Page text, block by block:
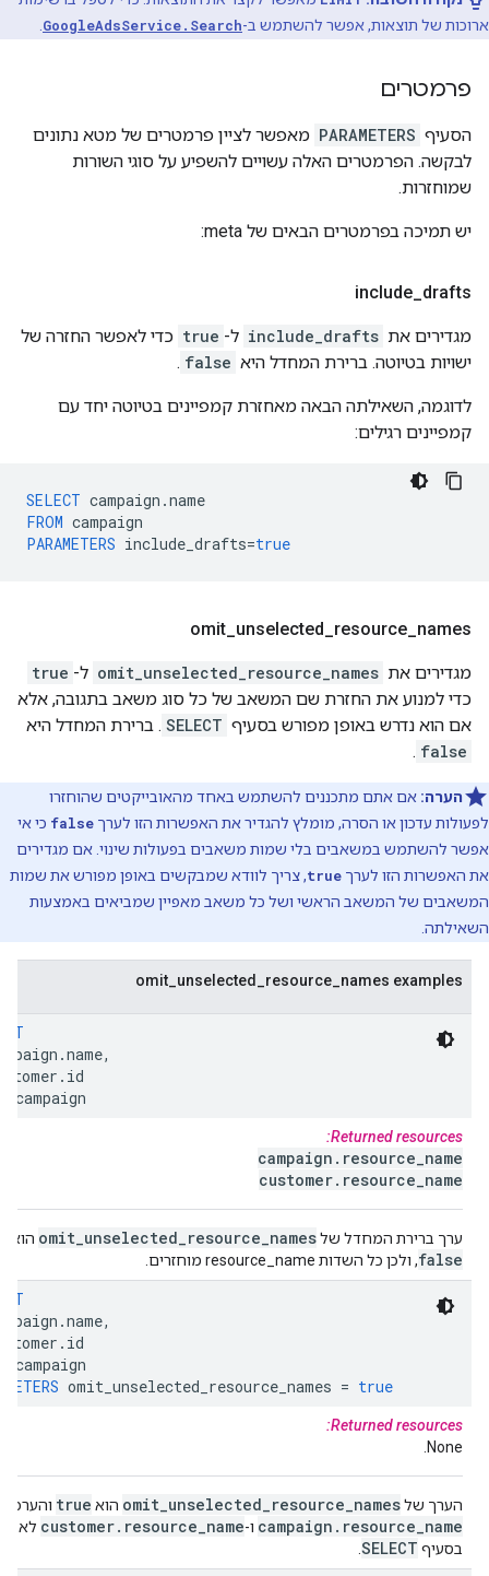
ארוכות של תוצאות, אפשר להשתמש ב-GoogleAdsService.Search
פרמטרים
הסעיף PARAMETERS מאפשר לציין פרמטרים של מטא נתונים
לבקשה. הפרמטרים האלה עשויים להשפיע על סוגי השורות
שמוחזרות.
יש תמיכה בפרמטרים הבאים של meta:
include drafts
מגדירים את include_drafts ל- true כדי לאפשר החזרה של
ישויות בטיוטה. ברירת המחדל היא false
.
לדוגמה, השאילתה הבאה מאחזרת קמפיינים בטיוטה יחד עם
קמפיינים רגילים:
SELECT campaign .name
FROM campaign
PARAMETERS include_drafts=true
omit unselected resource names
מגדירים את omit_unselected_resource_names ל- true
כדי למנוע את החזרת שם המשאב של כל סוג משאב בתגובה, אלא
אם הוא נדרש באופן מפורש בסעיף SELECT . ברירת המחדל היא
false
.
הערה: אם אתם מתכננים להשתמש באחד מהאובייקטים שהוחזרו
לפעולות עדכון או הסרה, מומלץ להגדיר את האפשרות הזו לערך false כי אי
אפשר להשתמש במשאבים בלי שמות משאבים בפעולות שינוי. אם מגדירים
את האפשרות הזו לערך true, צריך לוודא שמבקשים באופן מפורש את שמות
המשאבים של המשאב הראשי ושל כל משאב מאפיין שמביאים באמצעות
השאילתה.
omit_unselected_resource_names examples
.name,
. id
campaign
Returned resources:
campaign . resource name
customer. resource name
ערך ברירת המחדל של omit unselected resource names הוא
false, ולכן כל השדות resource_name מוחזרים.
.name,
. id
campaign
omit_unselected_resource_names = true
Returned resources:
None.
הערך של omit unselected resource names הוא true
campaign . resource name ו- customer. resource name
לא
בסעיף SELECT